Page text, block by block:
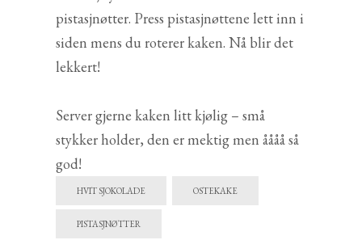
pistasjnøtter. Press pistasjnøttene lett inn i
siden mens du roterer kaken. Nå blir det
lekkert!
Server gjerne kaken litt kjølig – små
stykker holder, den er mektig men åååå så
god!
HVIT SJOKOLADE OSTEKAKE
PISTASJNØTTER